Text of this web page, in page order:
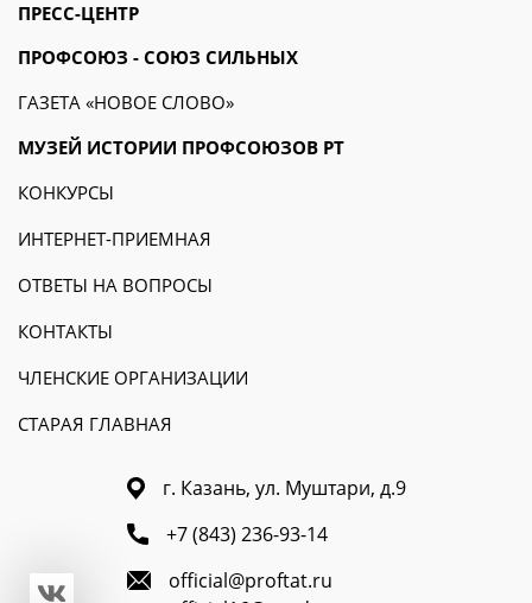
ПРЕСС-ЦЕНТР
ПРОФСОЮЗ - СОЮЗ СИЛЬНЫХ
ГАЗЕТА «НОВОЕ СЛОВО»
МУЗЕЙ ИСТОРИИ ПРОФСОЮЗОВ РТ
КОНКУРСЫ
ИНТЕРНЕТ-ПРИЕМНАЯ
ОТВЕТЫ НА ВОПРОСЫ
КОНТАКТЫ
ЧЛЕНСКИЕ ОРГАНИЗАЦИИ
СТАРАЯ ГЛАВНАЯ
г. Казань, ул. Муштари, д.9
+7 (843) 236-93-14
official@proftat.ru